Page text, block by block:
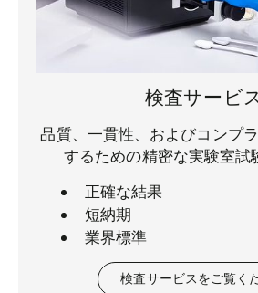
検査サービ
品質、一貫性、およびコンプ
するための精密な実験室試
正確な結果
短納期
業界標準
検査サービスをご覧く